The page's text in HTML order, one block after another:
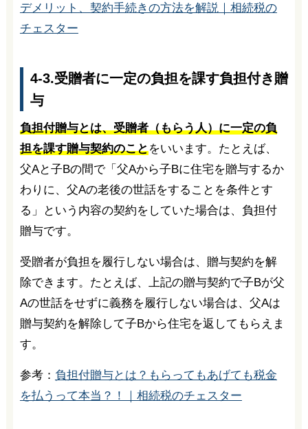
デメリット、契約手続きの方法を解説｜相続税の
チェスター
4-3.受贈者に一定の負担を課す負担付き贈
与
負担付贈与とは、受贈者（もらう人）に一定の負
担を課す贈与契約のことをいいます。たとえば、
父Aと子Bの間で「父Aから子Bに住宅を贈与するか
わりに、父Aの老後の世話をすることを条件とす
る」という内容の契約をしていた場合は、負担付
贈与です。
受贈者が負担を履行しない場合は、贈与契約を解
除できます。たとえば、上記の贈与契約で子Bが父
Aの世話をせずに義務を履行しない場合は、父Aは
贈与契約を解除して子Bから住宅を返してもらえま
す。
参考： 負担付贈与とは？もらってもあげても税金
を払うって本当？！｜相続税のチェスター